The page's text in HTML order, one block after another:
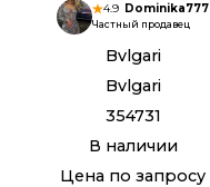
4.9 Dominika777
Частный продавец
Bvlgari
Bvlgari
354731
В наличии
Цена по запросу